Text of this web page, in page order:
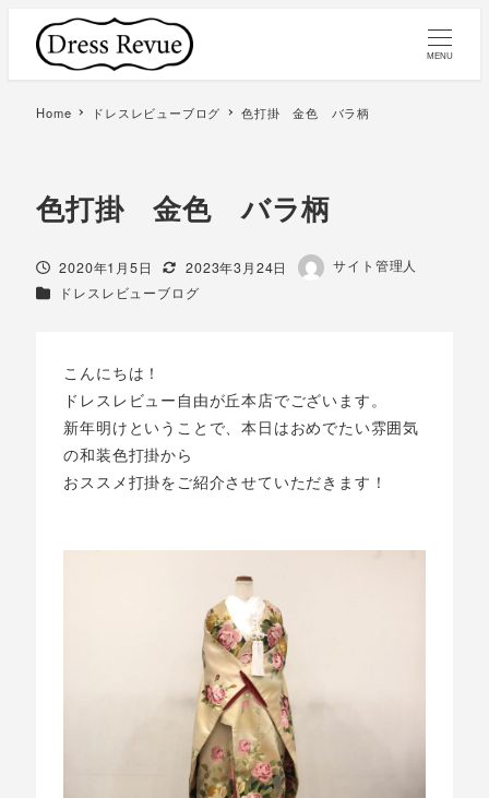
MENU
Home ドレスレビューブログ 色打掛 金色 バラ柄
色打掛 金色 バラ柄
投稿日
2020年1月5日 更新日
2023年3月24日
著
サイト管理人
カテゴリー
ドレスレビューブログ
こんにちは！
ドレスレビュー自由が丘本店でございます。
新年明けということで、本日はおめでたい雰囲気
の和装色打掛から
おススメ打掛をご紹介させていただきます！